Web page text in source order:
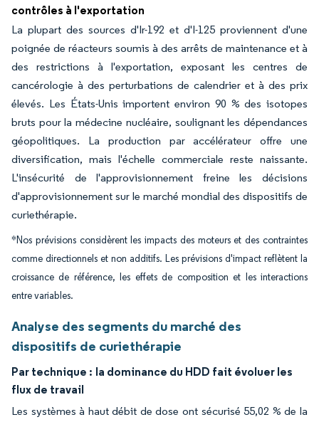
contrôles à l'exportation
La plupart des sources d'Ir-192 et d'I-125 proviennent d'une
poignée de réacteurs soumis à des arrêts de maintenance et à
des restrictions à l'exportation, exposant les centres de
cancérologie à des perturbations de calendrier et à des prix
élevés. Les États-Unis importent environ 90 % des isotopes
bruts pour la médecine nucléaire, soulignant les dépendances
géopolitiques. La production par accélérateur offre une
diversification, mais l'échelle commerciale reste naissante.
L'insécurité de l'approvisionnement freine les décisions
d'approvisionnement sur le marché mondial des dispositifs de
curiethérapie.
*Nos prévisions considèrent les impacts des moteurs et des contraintes
comme directionnels et non additifs. Les prévisions d'impact reflètent la
croissance de référence, les effets de composition et les interactions
entre variables.
Analyse des segments du marché des
dispositifs de curiethérapie
Par technique : la dominance du HDD fait évoluer les
flux de travail
Les systèmes à haut débit de dose ont sécurisé 55,02 % de la